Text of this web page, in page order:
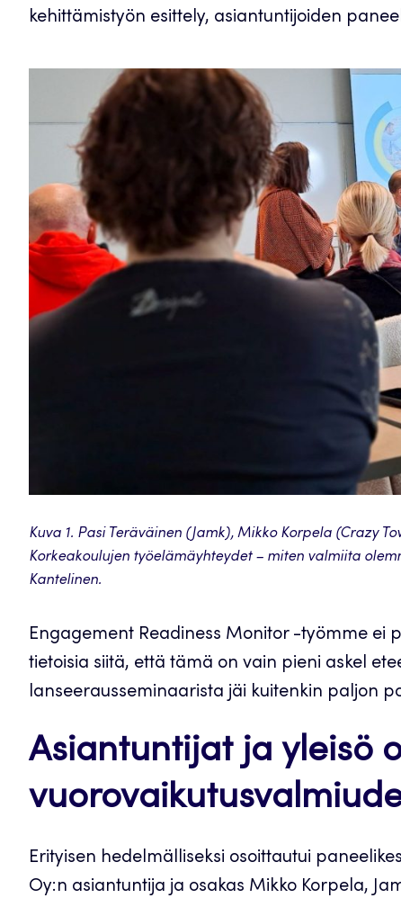
kehittämistyön esittely, asiantuntijoiden
Kuva 1. Pasi Teräväinen (Jamk), Mikko Korpela (Crazy
Korkeakoulujen työelämäyhteydet – miten valmiita
Kantelinen.
Engagement Readiness Monitor -työmme ei
tietoisia siitä, että tämä on vain pieni askel
lanseerausseminaarista jäi kuitenkin paljon
Asiantuntijat ja yleisö
Erityisen hedelmälliseksi osoittautui
Oy:n asiantuntija ja osakas Mikko Korpela,